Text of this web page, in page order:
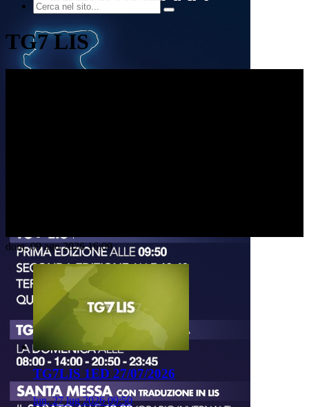
TG7 LIS
dom, 09 ago 2026 16:09
TG7LIS 1ED 27/07/2026
lun, 27 lug 2026 09:50